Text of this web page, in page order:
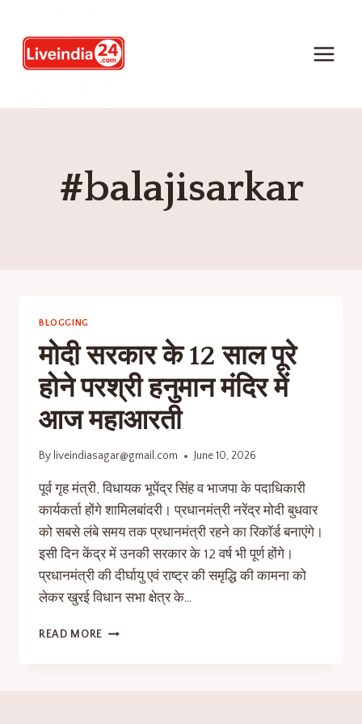
#balajisarkar
BLOGGING
मोदी सरकार के 12 साल पूरे
होने परश्री हनुमान मंदिर में
आज महाआरती
By liveindiasagar@gmail.com June 10, 2026
पूर्व गृह मंत्री, विधायक भूपेंद्र सिंह व भाजपा के पदाधिकारी
कार्यकर्ता होंगे शामिलबांदरी। प्रधानमंत्री नरेंद्र मोदी बुधवार
को सबसे लंबे समय तक प्रधानमंत्री रहने का रिकॉर्ड बनाएंगे।
इसी दिन केंद्र में उनकी सरकार के 12 वर्ष भी पूर्ण होंगे।
प्रधानमंत्री की दीर्घायु एवं राष्ट्र की समृद्धि की कामना को
लेकर खुरई विधान सभा क्षेत्र के…
READ MORE